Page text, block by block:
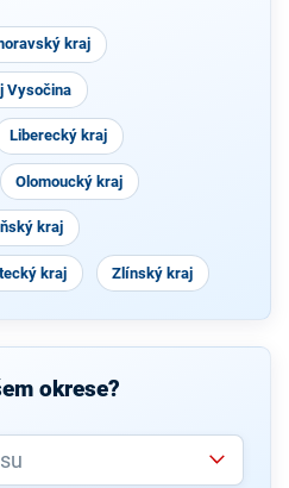
a Idealistů
kraj
Vysočina
Liberecký kraj
Olomoucký kraj
kraj
kraj Zlínský kraj
okrese?